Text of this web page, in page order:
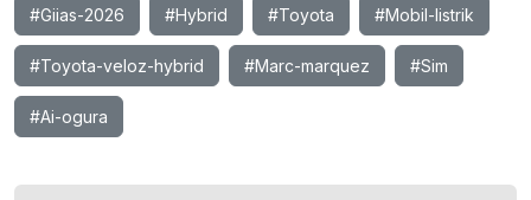
#Giias-2026 #Hybrid #Toyota #Mobil-listrik
#Toyota-veloz-hybrid #Marc-marquez #Sim
#Ai-ogura